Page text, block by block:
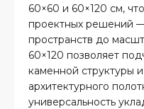
60×60 и 60×120 см,
проектных решений
пространств до
60×120 позволяет
каменной структуры
архитектурного
универсальность